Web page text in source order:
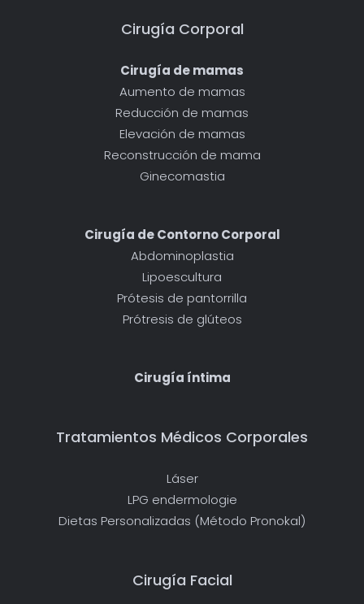
Cirugía Corporal
Cirugía de mamas
Aumento de mamas
Reducción de mamas
Elevación de mamas
Reconstrucción de mama
Ginecomastia
Cirugía de Contorno Corporal
Abdominoplastia
Lipoescultura
Prótesis de pantorrilla
Prótresis de glúteos
Cirugía íntima
Tratamientos Médicos Corporales
Láser
LPG endermologie
Dietas Personalizadas (Método Pronokal)
Cirugía Facial